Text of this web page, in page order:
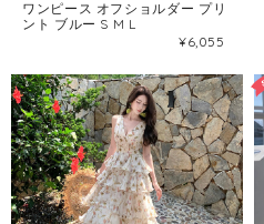
ワンピース オフショルダー プリ
ント ブルー S M L
¥6,055